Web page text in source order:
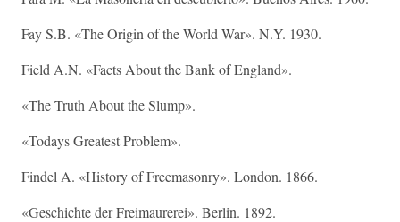
Fay S.B. «The Origin of the World War». N.Y. 1930.
Field A.N. «Facts About the Bank of England».
«The Truth About the Slump».
«Todays Greatest Problem».
Findel A. «History of Freemasonry». London. 1866.
«Geschichte der Freimaurerei». Berlin. 1892.